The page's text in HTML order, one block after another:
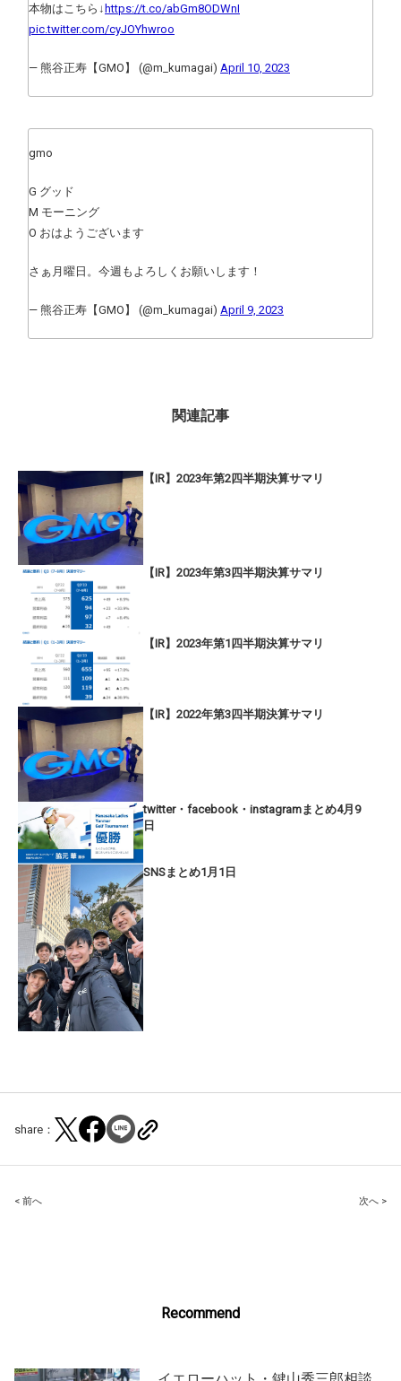
本物はこちら↓ https://t.co/abGm8ODWnI
pic.twitter.com/cyJOYhwroo
— 熊谷正寿【GMO】 (@m_kumagai) April 10, 2023
gmo
G グッド
M モーニング
O おはようございます
さぁ月曜日。今週もよろしくお願いします！
— 熊谷正寿【GMO】 (@m_kumagai) April 9, 2023
関連記事
【IR】2023年第2四半期決算サマリ
【IR】2023年第3四半期決算サマリ
【IR】2023年第1四半期決算サマリ
【IR】2022年第3四半期決算サマリ
twitter・facebook・instagramまとめ4月9
日
SNSまとめ1月1日
share：
Post
< 前へ 次へ >
Recommend